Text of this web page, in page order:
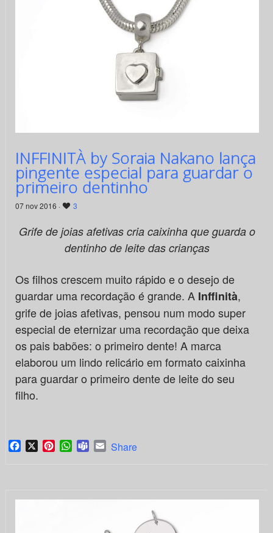
INFFINITÀ by Soraia Nakano lança
pingente especial para guardar o
primeiro dentinho
07 nov 2016 · 3
Grife de joias afetivas cria caixinha que guarda o
dentinho de leite das crianças
Os filhos crescem muito rápido e o desejo de
guardar uma recordação é grande. A Inffinità,
grife de joias afetivas, pensou num modo super
especial de eternizar uma recordação que deixa
os pais babões: o primeiro dente! A marca
elaborou um lindo relicário em formato caixinha
para guardar o primeiro dente de leite do seu
filho.
Facebook
X PinterestWhatsApp
TeamsEmail
Share